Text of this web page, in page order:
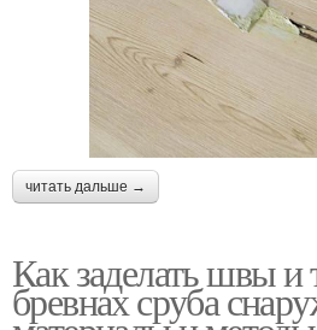
читать дальше →
Как заделать швы
бревнах сруба